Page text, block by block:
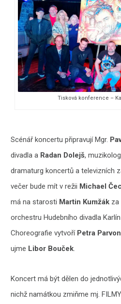
Tisková konference –
Scénář koncertu připravují Mgr.
divadla a Radan Dolejš,
dramaturg koncertů a televizních
večer bude mít v režii Michael
má na starosti Martin Kumžák za
orchestru Hudebního divadla
Choreografie vytvoří Petra
ujme Libor Bouček.
Koncert má být dělen do
nichž namátkou zmiňme mj.